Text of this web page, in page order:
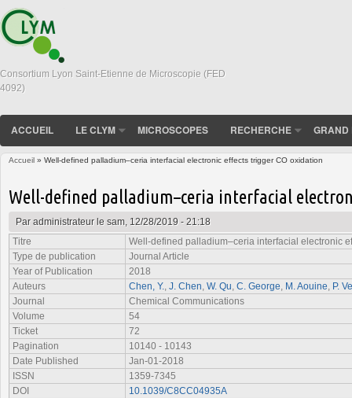
Consortium Lyon Saint-Etienne de Microscopie (FED
4092)
ACCUEIL LE CLYM MICROSCOPES RECHERCHE GRAND
Accueil » Well-defined palladium–ceria interfacial electronic effects trigger CO oxidation
Well-defined palladium–ceria interfacial
Paradministrateurle sam, 12/28/2019 - 21:18
Titre
Well-defined palladium–ceria interfacial electronic
Type de publication
Journal Article
Year of Publication
2018
Auteurs
Chen, Y. J. Chen W. Qu C. George M. Aouine P.
Journal
Chemical Communications
Volume
54
Ticket
72
Pagination
10140 - 10143
Date Published
Jan-01-2018
ISSN
1359-7345
DOI
10.1039/C8CC04935A